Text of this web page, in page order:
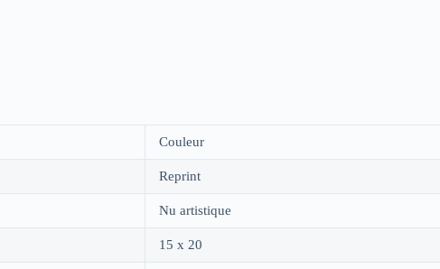
Couleur
Reprint
Nu artistique
15 x 20